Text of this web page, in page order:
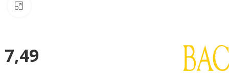
7,49